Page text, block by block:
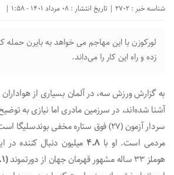
شناسه خبر : 2702 | تاریخ انتشار : 08 مرداد 1401 - 1:58 |
لورکوزن با این مهاجم می خواهد به بایرن حمله
زده و راه این کار را می‌داند.
به گزارش ورزش سه، در آلمان بسیاری از
آشنا شده‌اند، در سرزمین مادری اما نیازی به
سردار آزمون (27) فوق ستاره مخفی
مردمی است. او با 4.8
میلیون دنبال کننده
هوملز 33 ساله مشهور قهرمان جهان از دورتموند
(4.1 میلیون)